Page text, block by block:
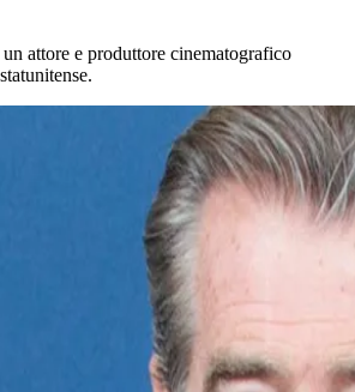
un attore e produttore cinematografico